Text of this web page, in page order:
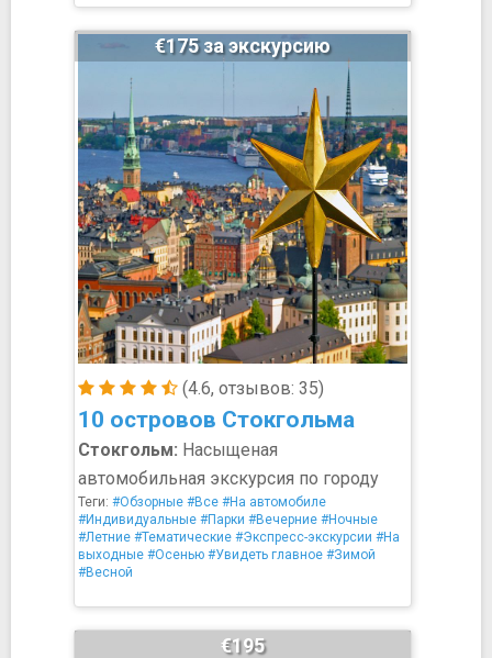
(4.6, отзывов: 35)
10 островов Стокгольма
€175 за экскурсию
Стокгольм: Насыщеная
автомобильная экскурсия по городу
Теги: #Обзорные #Все #На автомобиле
#Индивидуальные #Парки #Вечерние #Ночные
#Летние #Тематические #Экспресс-экскурсии #На
выходные #Осенью #Увидеть главное #Зимой
#Весной
€195